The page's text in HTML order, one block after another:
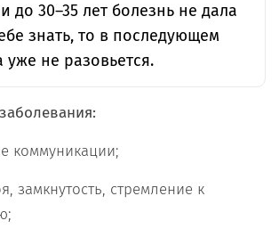
до 30–35 лет болезнь не дала
знать, то в последующем
уже не разовьется.
коммуникации;
замкнутость, стремление к